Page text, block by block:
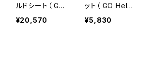
ルドシート（ GO
Carrier Mount
¥20,570
ット（ GO Helm
ets )
¥5,830